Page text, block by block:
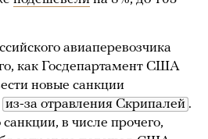
авиаперевозчика
как Госдепартамент США
новые санкции
из-за отравления Скрипалей .
в числе прочего,